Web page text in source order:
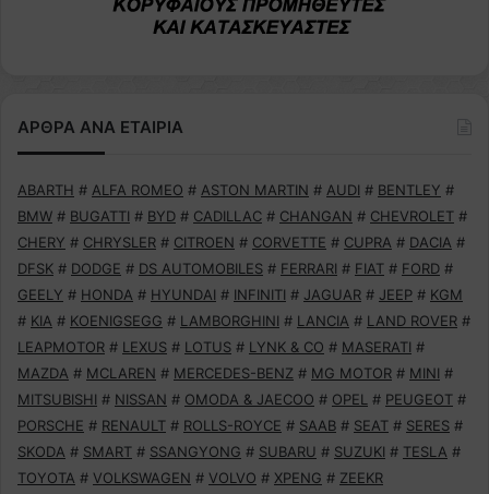
ΑΡΘΡΑ ΑΝΑ ΕΤΑΙΡΙΑ
ABARTH # ALFA ROMEO # ASTON MARTIN # AUDI # BENTLEY #
BMW # BUGATTI # BYD # CADILLAC # CHANGAN # CHEVROLET #
CHERY # CHRYSLER # CITROEN # CORVETTE # CUPRA # DACIA #
DFSK # DODGE # DS AUTOMOBILES # FERRARI # FIAT # FORD #
GEELY # HONDA # HYUNDAI # INFINITI # JAGUAR # JEEP # KGM
# KIA # KOENIGSEGG # LAMBORGHINI # LANCIA # LAND ROVER #
LEAPMOTOR # LEXUS # LOTUS # LYNK & CO # MASERATI #
MAZDA # MCLAREN # MERCEDES-BENZ # MG MOTOR # MINI #
MITSUBISHI # NISSAN # OMODA & JAECOO # OPEL # PEUGEOT #
PORSCHE # RENAULT # ROLLS-ROYCE # SAAB # SEAT # SERES #
SKODA # SMART # SSANGYONG # SUBARU # SUZUKI # TESLA #
TOYOTA # VOLKSWAGEN # VOLVO # XPENG # ZEEKR